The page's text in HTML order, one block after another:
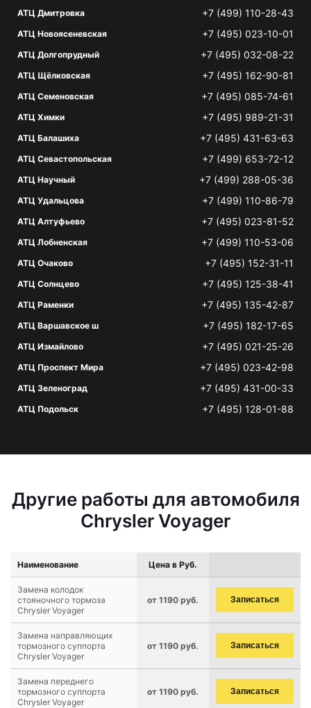
АТЦ Дмитровка +7 (499) 110-28-43
АТЦ Новоясеневская +7 (495) 023-10-01
АТЦ Долгопрудный +7 (495) 032-08-22
АТЦ Щёлковская +7 (495) 162-90-81
АТЦ Семеновская +7 (495) 085-74-61
АТЦ Химки +7 (495) 989-21-31
АТЦ Балашиха +7 (495) 431-63-63
АТЦ Севастопольская +7 (499) 653-72-12
АТЦ Научный +7 (499) 288-05-36
АТЦ Удальцова +7 (499) 110-86-79
АТЦ Алтуфьево +7 (495) 023-81-52
АТЦ Лобненская +7 (499) 110-53-06
АТЦ Очаково +7 (495) 152-31-11
АТЦ Солнцево +7 (495) 125-38-41
АТЦ Раменки +7 (495) 135-42-87
АТЦ Варшавское ш +7 (495) 182-17-65
АТЦ Измайлово +7 (495) 021-25-26
АТЦ Проспект Мира +7 (495) 023-42-98
АТЦ Зеленоград +7 (495) 431-00-33
АТЦ Подольск +7 (495) 128-01-88
Другие работы для автомобиля
Chrysler Voyager
Наименование Цена в Руб.
Замена колодок
стояночного тормоза
Chrysler Voyager
от 1190 руб. Записаться
Замена направляющих
тормозного суппорта
Chrysler Voyager
от 1190 руб. Записаться
Замена переднего
тормозного суппорта
Chrysler Voyager
от 1190 руб. Записаться